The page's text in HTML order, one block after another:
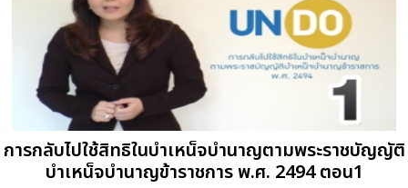
การกลับไปใช้สิทธิในบำเหน็จบำนาญตามพระราชบัญญัติ
บำเหน็จบำนาญข้าราชการ พ.ศ. 2494 ตอน1